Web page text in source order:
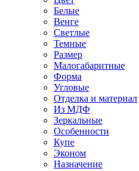
Белые
Венге
Светлые
Темные
Размер
Малогабаритные
Форма
Угловые
Отделка и материал
Из МДФ
Зеркальные
Особенности
Купе
Эконом
Назначение